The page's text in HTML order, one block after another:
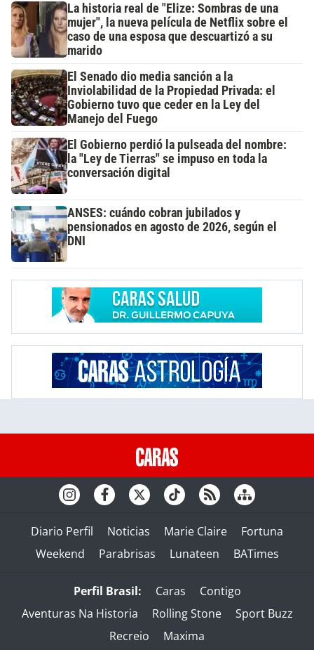
La historia real de "Elize: Sombras de una
mujer", la nueva película de Netflix sobre el
caso de una esposa que descuartizó a su
marido
El Senado dio media sanción a la
Inviolabilidad de la Propiedad Privada: el
Gobierno tuvo que ceder en la Ley del
Manejo del Fuego
El Gobierno perdió la pulseada del nombre:
la "Ley de Tierras" se impuso en toda la
conversación digital
ANSES: cuándo cobran jubilados y
pensionados en agosto de 2026, según el
DNI
Diario Perfil Noticias Marie Claire
Fortuna
Weekend
Parabrisas Lunateen BATimes
Perfil Brasil: Caras
Contigo
Aventuras Na Historia
Rolling Stone
Sport Buzz
Recreio
Maxima